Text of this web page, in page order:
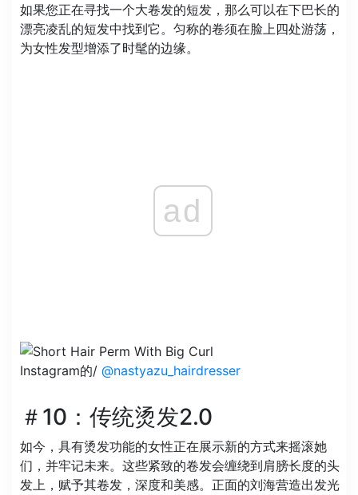
如果您正在寻找一个大卷发的短发，那么可以在下巴长的
漂亮凌乱的短发中找到它。匀称的卷须在脸上四处游荡，
为女性发型增添了时髦的边缘。
ad
Instagram的/ @nastyazu_hairdresser
＃10：传统烫发2.0
如今，具有烫发功能的女性正在展示新的方式来摇滚她
们，并牢记未来。这些紧致的卷发会缠绕到肩膀长度的头
发上，赋予其卷发，深度和美感。正面的刘海营造出发光